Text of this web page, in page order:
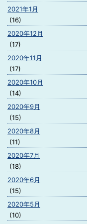
2021年1月
(16)
2020年12月
(17)
2020年11月
(17)
2020年10月
(14)
2020年9月
(15)
2020年8月
(11)
2020年7月
(18)
2020年6月
(15)
2020年5月
(10)